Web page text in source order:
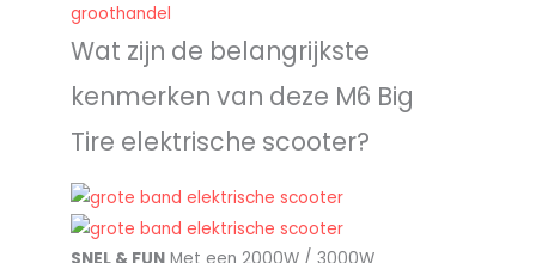
Wat zijn de belangrijkste
kenmerken van deze M6 Big
Tire elektrische scooter?